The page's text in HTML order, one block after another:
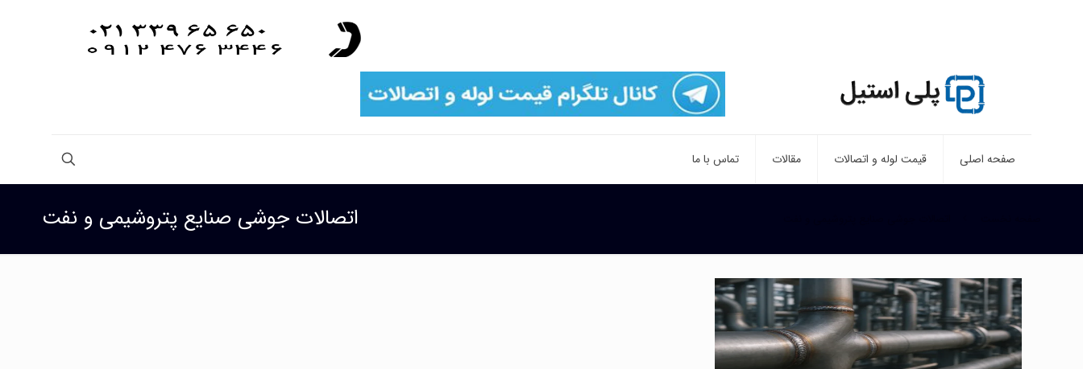
صفحه اصلی قیمت لوله و اتصالات مقالات تماس با ما
اتصالات جوشی صنایع پتروشیمی و نفت